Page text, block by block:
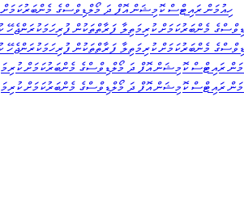
ހިއުމަން ރައިޓްސް ކޮމިޝަން އޮފް ދަ މޯލްޑިވްސްގެ މެންބަރުކަމަށް
މެންބަރުކަމަށް ކުރިމަތިލާ ފަރާތްތަކުން ފުރިހަމަކުރަންޖެހޭ
މެންބަރުކަމަށް ކުރިމަތިލާ ފަރާތްތަކުން ފުރިހަމަކުރަންޖެހޭ
ރައިޓްސް ކޮމިޝަން އޮފް ދަ މޯލްޑިވްސްގެ މެންބަރުކަމަށް
ރައިޓްސް ކޮމިޝަން އޮފް ދަ މޯލްޑިވްސްގެ މެންބަރުކަމަށް